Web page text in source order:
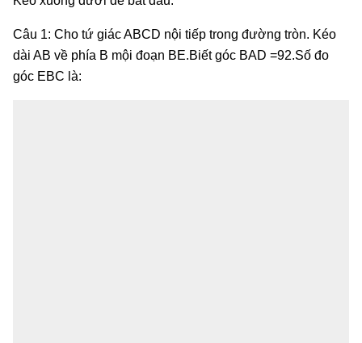
Câu 1: Cho tứ giác ABCD nội tiếp trong đường tròn. Kéo
dài AB về phía B mội đoạn BE.Biết góc BAD =92.Số đo
góc EBC là: